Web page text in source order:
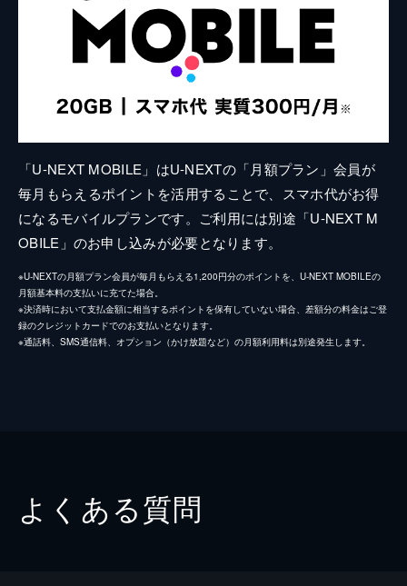
「U-NEXT MOBILE」はU-NEXTの「月額プラン」会員が
毎月もらえるポイントを活用することで、スマホ代がお得
になるモバイルプランです。ご利用には別途「U-NEXT M
OBILE」のお申し込みが必要となります。
※U-NEXTの月額プラン会員が毎月もらえる1,200円分のポイントを、U-NEXT MOBILEの
月額基本料の支払いに充てた場合。
※決済時において支払金額に相当するポイントを保有していない場合、差額分の料金はご登
録のクレジットカードでのお支払いとなります。
※通話料、SMS通信料、オプション（かけ放題など）の月額利用料は別途発生します。
よくある質問